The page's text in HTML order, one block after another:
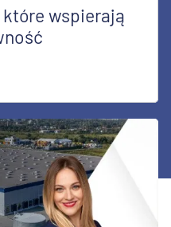
wspierają